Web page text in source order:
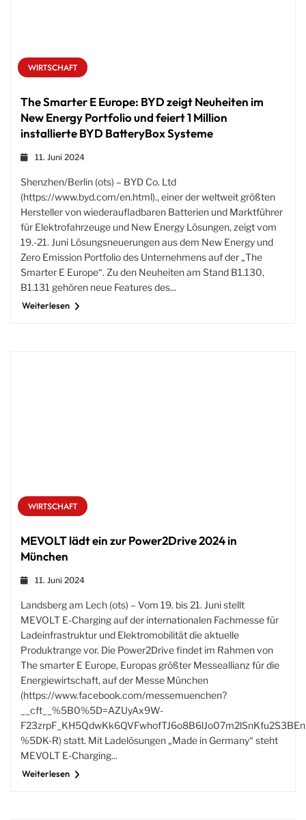
WIRTSCHAFT
The Smarter E Europe: BYD zeigt Neuheiten im
New Energy Portfolio und feiert 1 Million
installierte BYD BatteryBox Systeme
11. Juni 2024
Shenzhen/Berlin (ots) – BYD Co. Ltd
(https://www.byd.com/en.html)., einer der weltweit größten
Hersteller von wiederaufladbaren Batterien und Marktführer
für Elektrofahrzeuge und New Energy Lösungen, zeigt vom
19.-21. Juni Lösungsneuerungen aus dem New Energy und
Zero Emission Portfolio des Unternehmens auf der „The
Smarter E Europe“. Zu den Neuheiten am Stand B1.130,
B1.131 gehören neue Features des...
Weiterlesen
WIRTSCHAFT
MEVOLT lädt ein zur Power2Drive 2024 in
München
11. Juni 2024
Landsberg am Lech (ots) – Vom 19. bis 21. Juni stellt
MEVOLT E-Charging auf der internationalen Fachmesse für
Ladeinfrastruktur und Elektromobilität die aktuelle
Produktrange vor. Die Power2Drive findet im Rahmen von
The smarter E Europe, Europas größter Messeallianz für die
Energiewirtschaft, auf der Messe München
(https://www.facebook.com/messemuenchen?
__cft__%5B0%5D=AZUyAx9W-
%5DK-R) statt. Mit Ladelösungen „Made in Germany“ steht
MEVOLT E-Charging...
Weiterlesen